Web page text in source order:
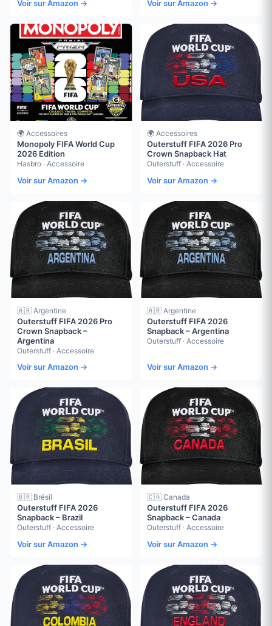
Voir sur Amazon → Voir sur Amazon →
🌍 Accessoires
Monopoly FIFA World Cup
2026 Edition
Hasbro · Accessoire
Voir sur Amazon →
🌍 Accessoires
Outerstuff FIFA 2026 Pro
Crown Snapback Hat
Outerstuff · Accessoire
Voir sur Amazon →
🇦🇷 Argentine
Outerstuff FIFA 2026 Pro
Crown Snapback –
Argentina
Outerstuff · Accessoire
Voir sur Amazon →
🇦🇷 Argentine
Outerstuff FIFA 2026
Snapback – Argentina
Outerstuff · Accessoire
Voir sur Amazon →
🇧🇷 Brésil
Outerstuff FIFA 2026
Snapback – Brazil
Outerstuff · Accessoire
Voir sur Amazon →
🇨🇦 Canada
Outerstuff FIFA 2026
Snapback – Canada
Outerstuff · Accessoire
Voir sur Amazon →